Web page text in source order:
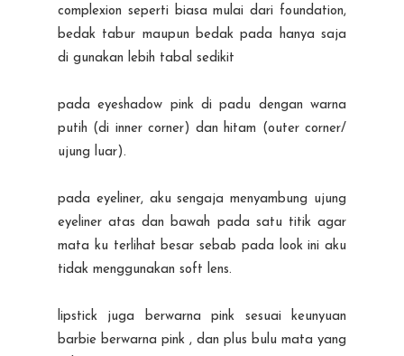
complexion seperti biasa mulai dari foundation,
bedak tabur maupun bedak pada hanya saja
di gunakan lebih tabal sedikit
pada eyeshadow pink di padu dengan warna
putih (di inner corner) dan hitam (outer corner/
ujung luar).
pada eyeliner, aku sengaja menyambung ujung
eyeliner atas dan bawah pada satu titik agar
mata ku terlihat besar sebab pada look ini aku
tidak menggunakan soft lens.
lipstick juga berwarna pink sesuai keunyuan
barbie berwarna pink , dan plus bulu mata yang